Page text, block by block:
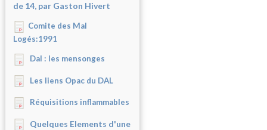
de 14, par Gaston Hivert
Comite des Mal
Logés:1991
Dal : les mensonges
Les liens Opac du DAL
Réquisitions inflammables
Quelques Elements d'une